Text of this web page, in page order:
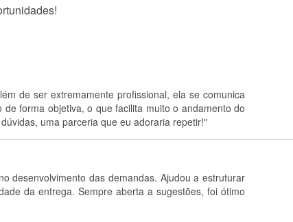
de ser extremamente profissional, ela se comunica
forma objetiva, o que facilita muito o andamento do
uma parceria que eu adoraria repetir!"
desenvolvimento das demandas. Ajudou a estruturar
da entrega. Sempre aberta a sugestões, foi ótimo